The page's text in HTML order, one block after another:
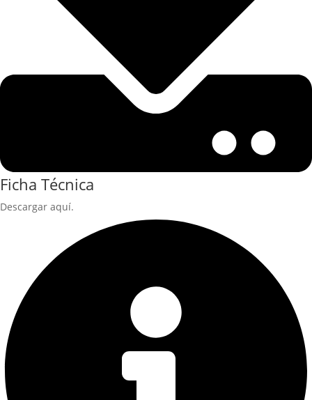
Ficha Técnica
Descargar aquí.